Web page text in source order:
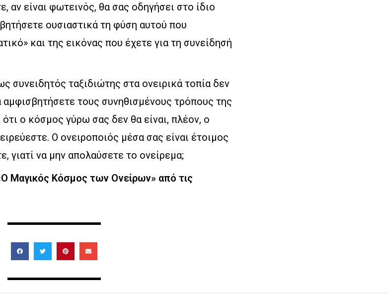
αν είναι φωτεινός, θα σας οδηγήσει στο ίδιο
ουσιαστικά τη φύση αυτού που
και της εικόνας που έχετε για τη συνείδησή
συνειδητός ταξιδιώτης στα ονειρικά τοπία δεν
αμφισβητήσετε τους συνηθισμένους τρόπους της
ο κόσμος γύρω σας δεν θα είναι, πλέον, ο
Ο ονειροποιός μέσα σας είναι έτοιμος
γιατί να μην απολαύσετε το ονείρεμα;
Μαγικός Κόσμος των Ονείρων» από τις